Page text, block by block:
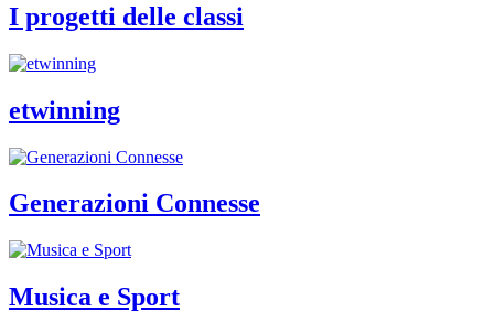
I progetti delle classi
etwinning
Generazioni Connesse
Musica e Sport